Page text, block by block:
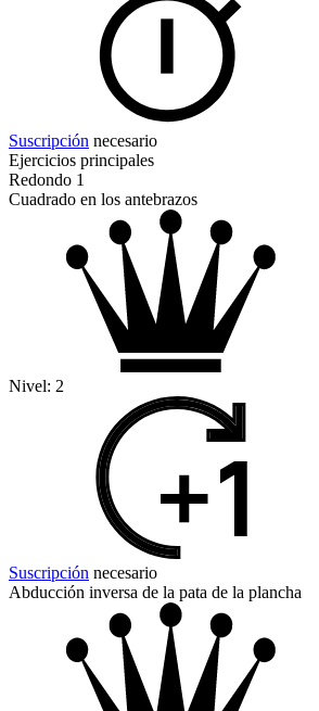
Suscripción necesario
Ejercicios principales
Redondo 1
Cuadrado en los antebrazos
Nivel: 2
Suscripción necesario
Abducción inversa de la pata de la plancha